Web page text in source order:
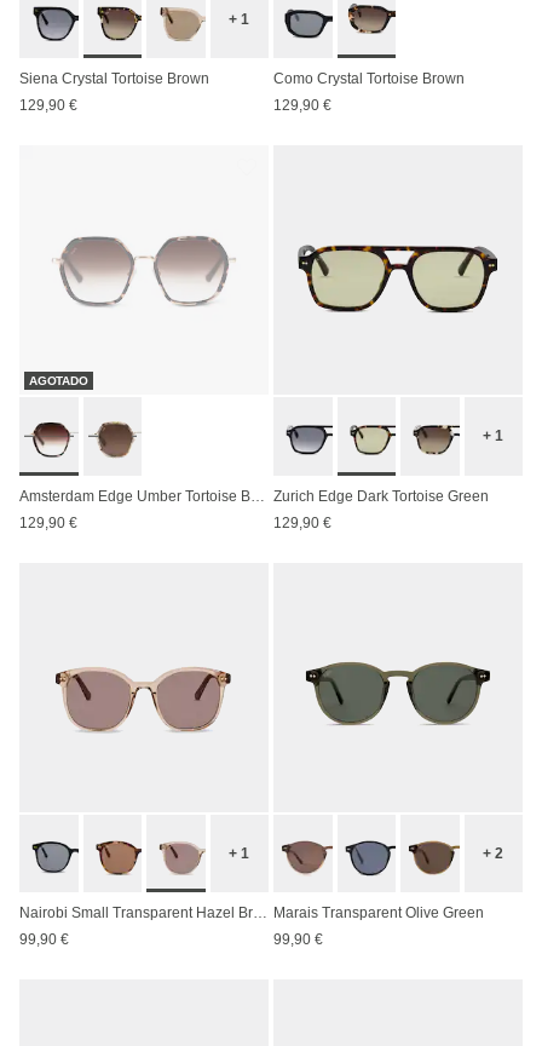
+ 1
Siena Crystal Tortoise Brown
129,90 €
Como Crystal Tortoise Brown
129,90 €
AGOTADO
129,90 €
+ 1
Zurich Edge Dark Tortoise Green
129,90 €
+ 1
Nairobi Small Transparent Hazel Brown
99,90 €
+ 2
Marais Transparent Olive Green
99,90 €